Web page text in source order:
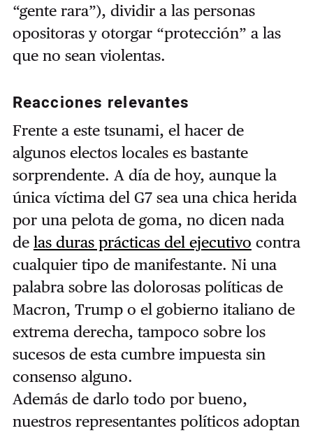
“gente rara”), dividir a las personas
opositoras y otorgar “protección” a las
que no sean violentas.
Reacciones relevantes
Frente a este tsunami, el hacer de
algunos electos locales es bastante
sorprendente. A día de hoy, aunque la
única víctima del G7 sea una chica herida
por una pelota de goma, no dicen nada
de las duras prácticas del ejecutivo contra
cualquier tipo de manifestante. Ni una
palabra sobre las dolorosas políticas de
Macron, Trump o el gobierno italiano de
extrema derecha, tampoco sobre los
sucesos de esta cumbre impuesta sin
consenso alguno.
Además de darlo todo por bueno,
nuestros representantes políticos adoptan